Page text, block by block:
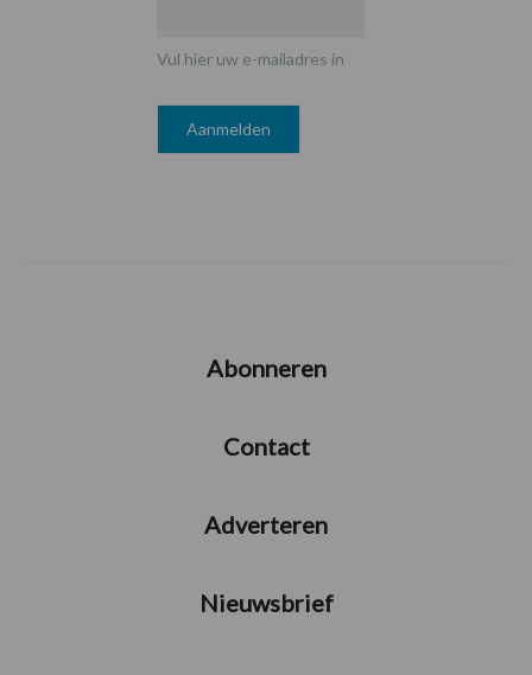
Vul hier uw e-mailadres in
Abonneren
Contact
Adverteren
Nieuwsbrief